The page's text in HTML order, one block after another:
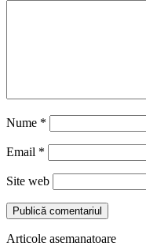
Nume *
Email *
Site web
Articole asemanatoare